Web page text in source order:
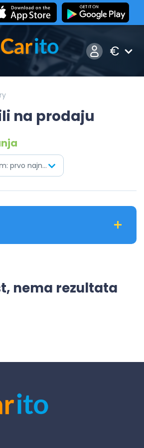
€
na prodaju
Datum: prvo najnovije
nema rezultata